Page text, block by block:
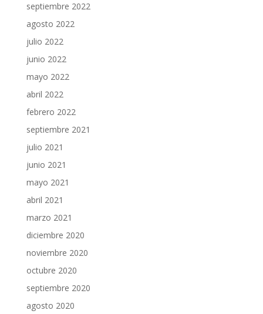
septiembre 2022
agosto 2022
julio 2022
junio 2022
mayo 2022
abril 2022
febrero 2022
septiembre 2021
julio 2021
junio 2021
mayo 2021
abril 2021
marzo 2021
diciembre 2020
noviembre 2020
octubre 2020
septiembre 2020
agosto 2020